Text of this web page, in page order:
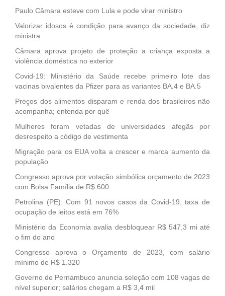
Paulo Câmara esteve com Lula e pode virar ministro
Valorizar idosos é condição para avanço da sociedade, diz
ministra
Câmara aprova projeto de proteção a criança exposta a
violência doméstica no exterior
Covid-19: Ministério da Saúde recebe primeiro lote das
vacinas bivalentes da Pfizer para as variantes BA.4 e BA.5
Preços dos alimentos disparam e renda dos brasileiros não
acompanha; entenda por quê
Mulheres foram vetadas de universidades afegãs por
desrespeito a código de vestimenta
Migração para os EUA volta a crescer e marca aumento da
população
Congresso aprova por votação simbólica orçamento de 2023
com Bolsa Família de R$ 600
Petrolina (PE): Com 91 novos casos da Covid-19, taxa de
ocupação de leitos está em 76%
Ministério da Economia avalia desbloquear R$ 547,3 mi até
o fim do ano
Congresso aprova o Orçamento de 2023, com salário
mínimo de R$ 1.320
Governo de Pernambuco anuncia seleção com 108 vagas de
nível superior; salários chegam a R$ 3,4 mil